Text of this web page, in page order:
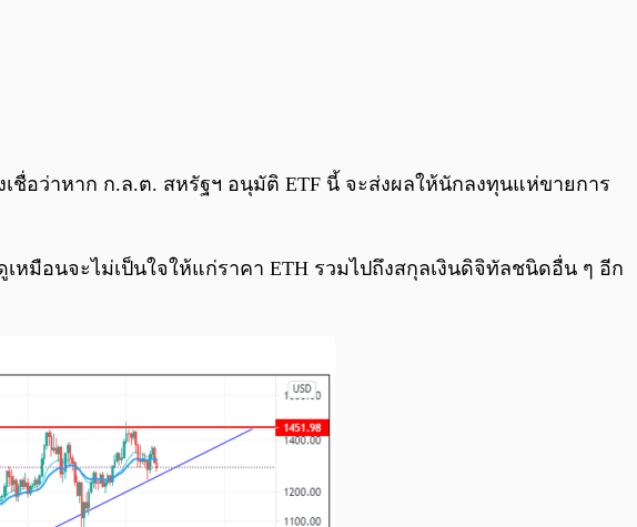
เชื่อว่าหาก ก.ล.ต. สหรัฐฯ อนุมัติ ETF นี้ จะส่งผลให้นักลงทุนแห่ขายการ
มือนจะไม่เป็นใจให้แก่ราคา ETH รวมไปถึงสกุลเงินดิจิทัลชนิดอื่น ๆ อีก